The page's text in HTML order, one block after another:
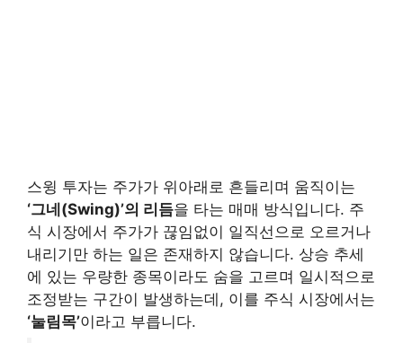
스윙 투자는 주가가 위아래로 흔들리며 움직이는
‘그네(Swing)’의 리듬을 타는 매매 방식입니다. 주
식 시장에서 주가가 끊임없이 일직선으로 오르거나
내리기만 하는 일은 존재하지 않습니다. 상승 추세
에 있는 우량한 종목이라도 숨을 고르며 일시적으로
조정받는 구간이 발생하는데, 이를 주식 시장에서는
‘눌림목’이라고 부릅니다.